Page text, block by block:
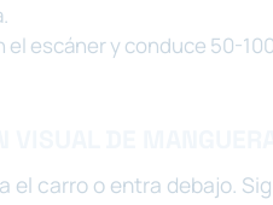
el escáner y conduce 50-
el carro o entra debajo.